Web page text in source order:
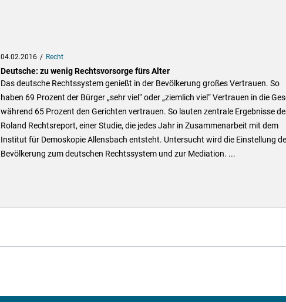
04.02.2016 Recht
Deutsche: zu wenig Rechtsvorsorge fürs Alter
Das deutsche Rechtssystem genießt in der Bevölkerung großes Vertrauen. So
haben 69 Prozent der Bürger „sehr viel“ oder „ziemlich viel“ Vertrauen in die
während 65 Prozent den Gerichten vertrauen. So lauten zentrale Ergebnisse
Roland Rechtsreport, einer Studie, die jedes Jahr in Zusammenarbeit mit dem
Institut für Demoskopie Allensbach entsteht. Untersucht wird die Einstellung
Bevölkerung zum deutschen Rechtssystem und zur Mediation. ...